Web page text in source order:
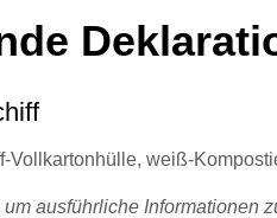
Vollkartonhülle, weiß-
ausführliche Informationen